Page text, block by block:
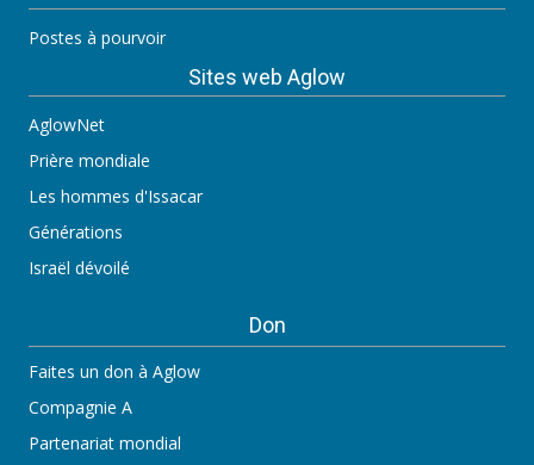
Postes à pourvoir
Sites web Aglow
AglowNet
Prière mondiale
Les hommes d'Issacar
Générations
Israël dévoilé
Don
Faites un don à Aglow
Compagnie A
Partenariat mondial